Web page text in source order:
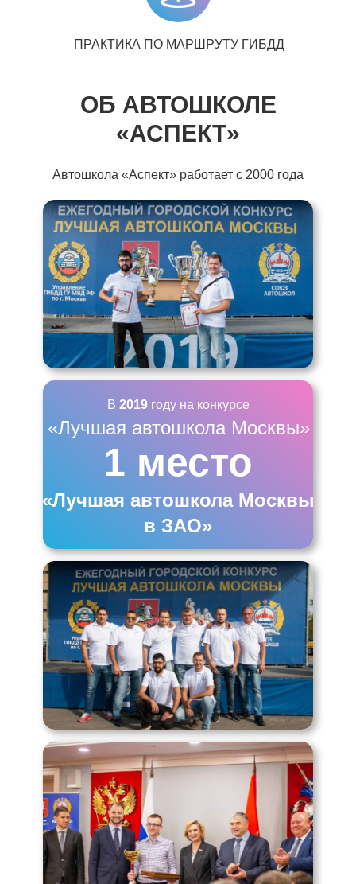
ПРАКТИКА ПО МАРШРУТУ ГИБДД
ОБ АВТОШКОЛЕ
«АСПЕКТ»
Автошкола «Аспект» работает с 2000 года
В 2019году на конкурсе
«Лучшая автошкола Москвы»
«Лучшая автошкола Москвы
в ЗАО»
1 место